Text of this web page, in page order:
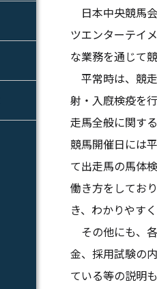
日本中央競馬
ツエンターテイ
な業務を通じて
平常時は、競
射・入廐検疫を
走馬全般に関す
競馬開催日には
て出走馬の馬体
働き方をしてお
き、わかりやす
その他にも、
金、採用試験の
ている等の説明